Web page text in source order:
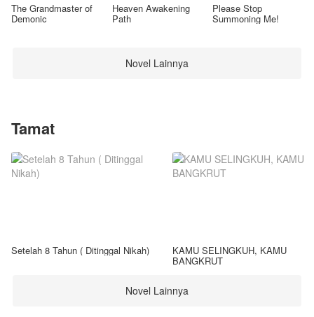
The Grandmaster of
Demonic
Heaven Awakening
Path
Please Stop
Summoning Me!
Novel Lainnya
Tamat
Setelah 8 Tahun ( Ditinggal Nikah) KAMU SELINGKUH, KAMU
BANGKRUT
Novel Lainnya